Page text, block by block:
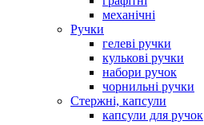
механічні
Ручки
гелеві ручки
кулькові ручки
набори ручок
чорнильні ручки
Стержні, капсули
капсули для ручок